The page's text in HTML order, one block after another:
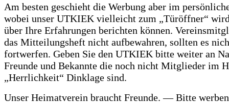
Am besten geschieht die Werbung aber im
wobei unser UTKIEK vielleicht zum „Türöffner“
über Ihre Erfahrungen berichten können.
das Mitteilungsheft nicht aufbewahren, sollten es
fortwerfen. Geben Sie den UTKIEK bitte weiter an
Freunde und Bekannte die noch nicht Mitglieder im
„Herrlichkeit“ Dinklage sind.
Unser Heimatverein braucht Freunde. — Bitte